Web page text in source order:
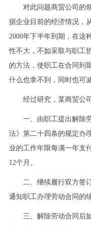
对此问题商贸公司的领
据企业目前的经济情况，
2000年下半年到期，在这
性不大，不如采取与职工
的方法，使职工在合同到
什么也拿不到，同时也可
经过研究，某商贸公司
一、由职工提出解除劳
法》第二十四条的规定办
业的工作年限每满一年支
12个月。
二、继续履行双方签订
通知职工办理劳动合同的
三、解除劳动合同后如